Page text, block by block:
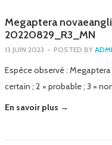
Megaptera
20220829_R3_MN
13 JUIN 2023 - POSTED BY
Espèce observé :
certain ; 2 = probable ; 3 =
En savoir plus →